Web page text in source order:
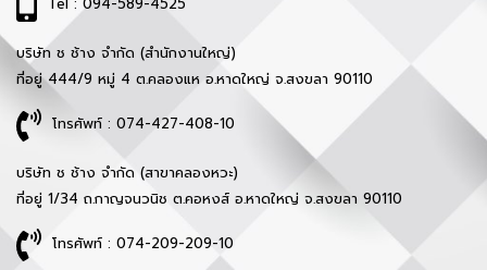
Tel : 094-589-4525
บริษัท ช ช้าง จำกัด (สำนักงานใหญ่)
ที่อยู่ 444/9 หมู่ 4 ต.คลองแห อ.หาดใหญ่ จ.สงขลา 90110
โทรศัพท์ : 074-427-408-10
บริษัท ช ช้าง จำกัด (สาขาคลองหวะ)
ที่อยู่ 1/34 ถ.กาญจนวนิช ต.คอหงส์ อ.หาดใหญ่ จ.สงขลา 90110
โทรศัพท์ : 074-209-209-10